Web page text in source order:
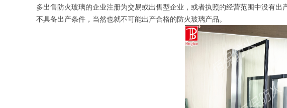
多出售防火玻璃的企业注册为交易或出售型企业，或者执照的经营范围中没有
不具备出产条件，当然也就不可能出产合格的防火玻璃产品。